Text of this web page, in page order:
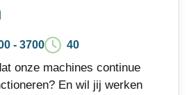
- 3700 40
onze machines continue
En wil jij werken